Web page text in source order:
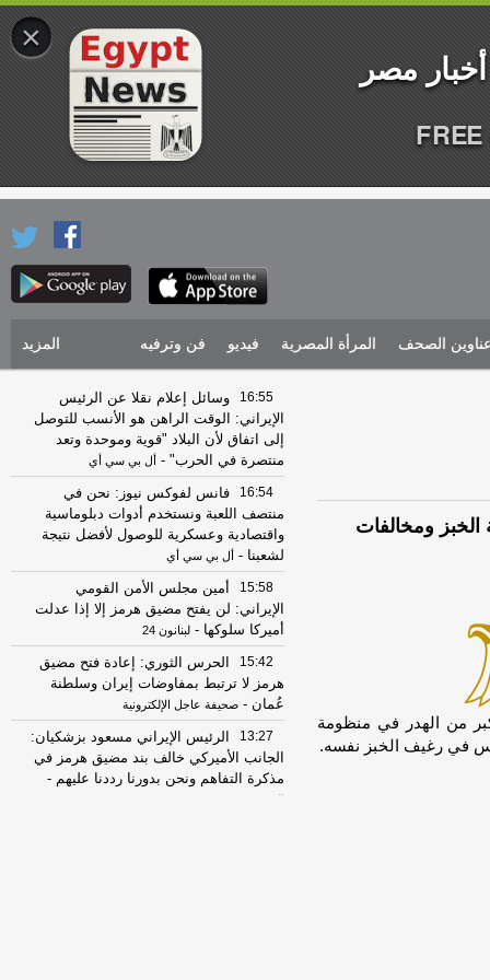
الصحف المرأة المصرية فيديو فن وترفيه المزيد
ومخالفات
من الهدر في منظومة
في رغيف الخبز نفسه.
16:55
وسائل إعلام نقلا عن الرئيس
الإيراني: الوقت الراهن هو الأنسب للتوصل
إلى اتفاق لأن البلاد "قوية وموحدة وتعد
منتصرة في الحرب" - أل بي سي أي
16:54
فانس لفوكس نيوز: نحن في
منتصف اللعبة ونستخدم أدوات دبلوماسية
واقتصادية وعسكرية للوصول لأفضل نتيجة
لشعبنا - أل بي سي أي
15:58
أمين مجلس الأمن القومي
الإيراني: لن يفتح مضيق هرمز إلا إذا عدلت
أميركا سلوكها - لبنانون 24
15:42
الحرس الثوري: إعادة فتح مضيق
هرمز لا ترتبط بمفاوضات إيران وسلطنة
عُمان - صحيفة عاجل الإلكترونية
13:27
الرئيس الإيراني مسعود بزشكيان:
الجانب الأميركي خالف بند مضيق هرمز في
مذكرة التفاهم ونحن بدورنا رددنا عليهم -
×